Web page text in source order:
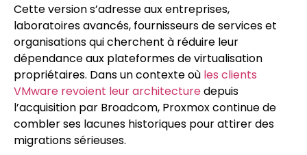
Cette version s’adresse aux entreprises,
laboratoires avancés, fournisseurs de services et
organisations qui cherchent à réduire leur
dépendance aux plateformes de virtualisation
propriétaires. Dans un contexte où les clients
VMware revoient leur architecturedepuis
l’acquisition par Broadcom, Proxmox continue de
combler ses lacunes historiques pour attirer des
migrations sérieuses.